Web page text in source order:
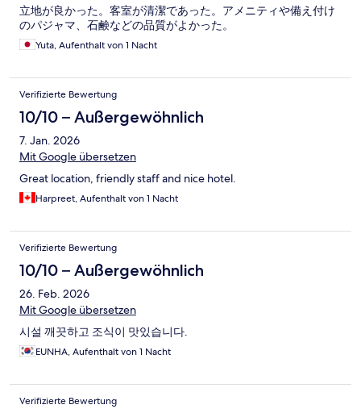
立地が良かった。客室が清潔であった。アメニティや備え付け
のパジャマ、石鹸などの品質がよかった。
Yuta, Aufenthalt von 1 Nacht
Verifizierte Bewertung
10/10 – Außergewöhnlich
7. Jan. 2026
Mit Google übersetzen
Great location, friendly staff and nice hotel.
Harpreet, Aufenthalt von 1 Nacht
Verifizierte Bewertung
10/10 – Außergewöhnlich
26. Feb. 2026
Mit Google übersetzen
시설 깨끗하고 조식이 맛있습니다.
EUNHA, Aufenthalt von 1 Nacht
Verifizierte Bewertung